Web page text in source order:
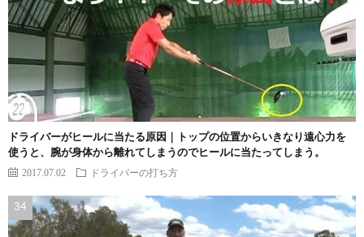
ドライバーがヒールに当たる原因｜トップの位置からいきなり遠心力を
使うと、腕が身体から離れてしまうのでヒールに当たってしまう。
2017.07.02 ドライバーの打ち方